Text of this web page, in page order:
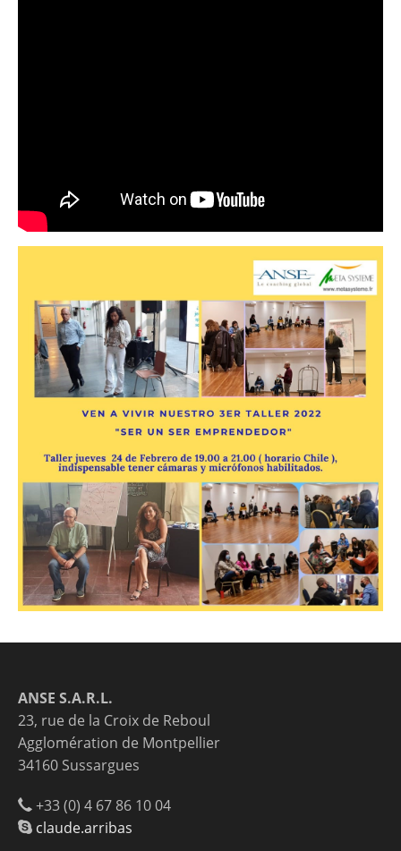
ANSE S.A.R.L.
23, rue de la Croix de Reboul
Agglomération de Montpellier
34160 Sussargues
+33 (0) 4 67 86 10 04
claude.arribas